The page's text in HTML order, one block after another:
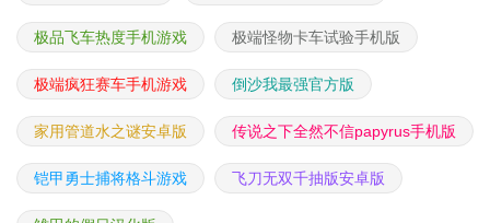
极品飞车热度手机游戏 极端怪物卡车试验手机版
极端疯狂赛车手机游戏 倒沙我最强官方版
家用管道水之谜安卓版 传说之下全然不信papyrus手机版
铠甲勇士捕将格斗游戏 飞刀无双千抽版安卓版